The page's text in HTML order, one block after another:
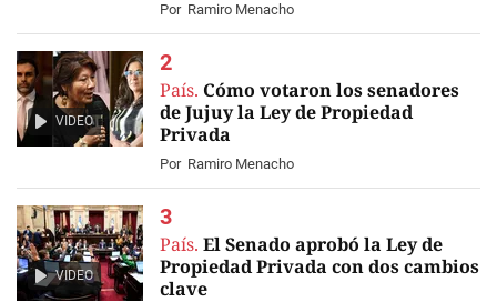
Por Ramiro Menacho
VIDEO
País. Cómo votaron los senadores
de Jujuy la Ley de Propiedad
Privada
Por Ramiro Menacho
VIDEO
País. El Senado aprobó la Ley de
Propiedad Privada con dos cambios
clave